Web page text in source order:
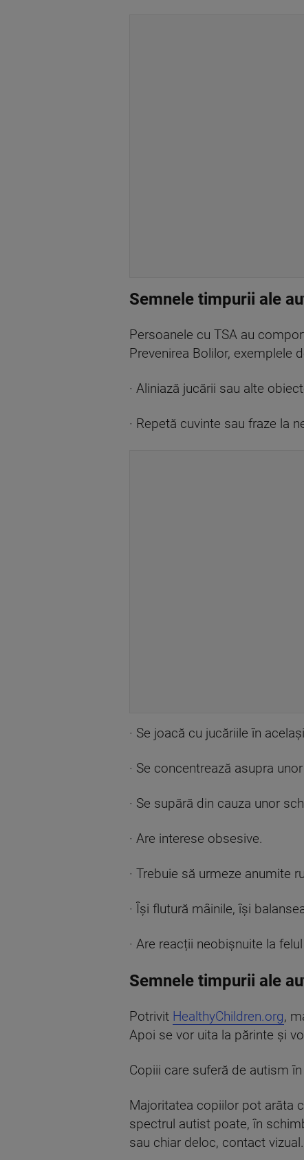
Semnele timpurii ale
Persoanele cu TSA au
Prevenirea Bolilor, exemplele
· Aliniază jucării sau alte
· Repetă cuvinte sau fraze la
· Se joacă cu jucăriile în
· Se concentrează asupra
· Se supără din cauza unor
· Are interese obsesive.
· Trebuie să urmeze anumite
· Își flutură mâinile, își
· Are reacții neobișnuite la
Semnele timpurii ale
Potrivit HealthyChildren.org,
Apoi se vor uita la părinte și
Copiii care suferă de autism
Majoritatea copiilor pot arăta
spectrul autist poate, în
sau chiar deloc, contact